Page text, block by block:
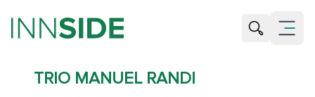
Suche
Menü
TRIO MANUEL RANDI